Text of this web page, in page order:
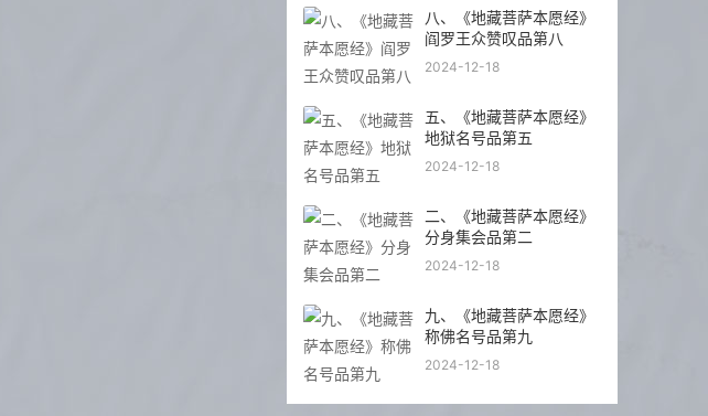
八、《地藏菩萨本愿经》
阎罗王众赞叹品第八
2024-12-18
五、《地藏菩萨本愿经》
地狱名号品第五
2024-12-18
二、《地藏菩萨本愿经》
分身集会品第二
2024-12-18
九、《地藏菩萨本愿经》
称佛名号品第九
2024-12-18